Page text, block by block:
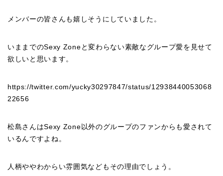
メンバーの皆さんも嬉しそうにしていました。
いままでのSexy Zoneと変わらない素敵なグループ愛を見せて
欲しいと思います。
https://twitter.com/yucky30297847/status/12938440053068
22656
松島さんはSexy Zone以外のグループのファンからも愛されて
いるんですよね。
人柄ややわからい雰囲気などもその理由でしょう。